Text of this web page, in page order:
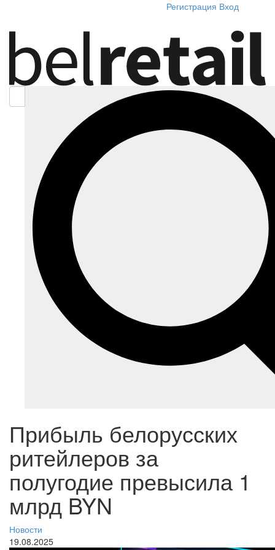
Регистрация Вход
Прибыль белорусских
ритейлеров за
полугодие превысила 1
млрд BYN
Новости
19.08.2025